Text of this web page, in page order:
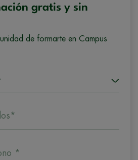
gratis y sin
de formarte en Campus
*